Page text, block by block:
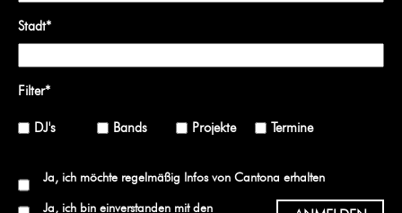
Stadt*
Filter*
DJ's Bands Projekte Termine
Ja, ich möchte regelmäßig Infos von Cantona erhalten
Ja, ich bin einverstanden mit den